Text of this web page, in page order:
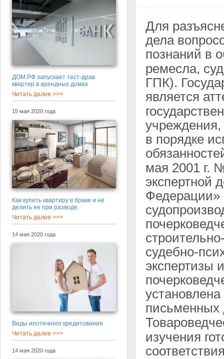
ДОМ.РФ запускает тест-драв
квартир в арендных домах
Читать далее >>>
15 мая 2020 года
Как купить квартиру в браке и не
делить ее при разводе
Читать далее >>>
14 мая 2020 года
Виды ипотечного кредитования
Читать далее >>>
14 мая 2020 года
Для
дела
познаний в
ремесла,
ГПК).
является
учреждения,
в порядке
мая 2001 г.
экспертной
судебно-
экспертизы
письменных
изучения